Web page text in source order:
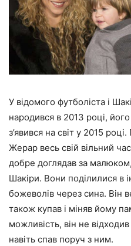
У відомого футболіста і
народився в 2013 році,
з’явився на світ у 2015
Жерар весь свій вільний
добре доглядав за
Шакіри. Вони поділилися в
божеволів через сина. Він
також купав і міняв йому
можливість, він не
навіть спав поруч з ним.